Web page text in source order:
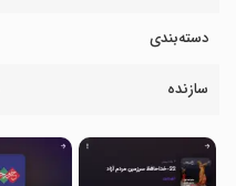
دسته‌بندی
سازنده